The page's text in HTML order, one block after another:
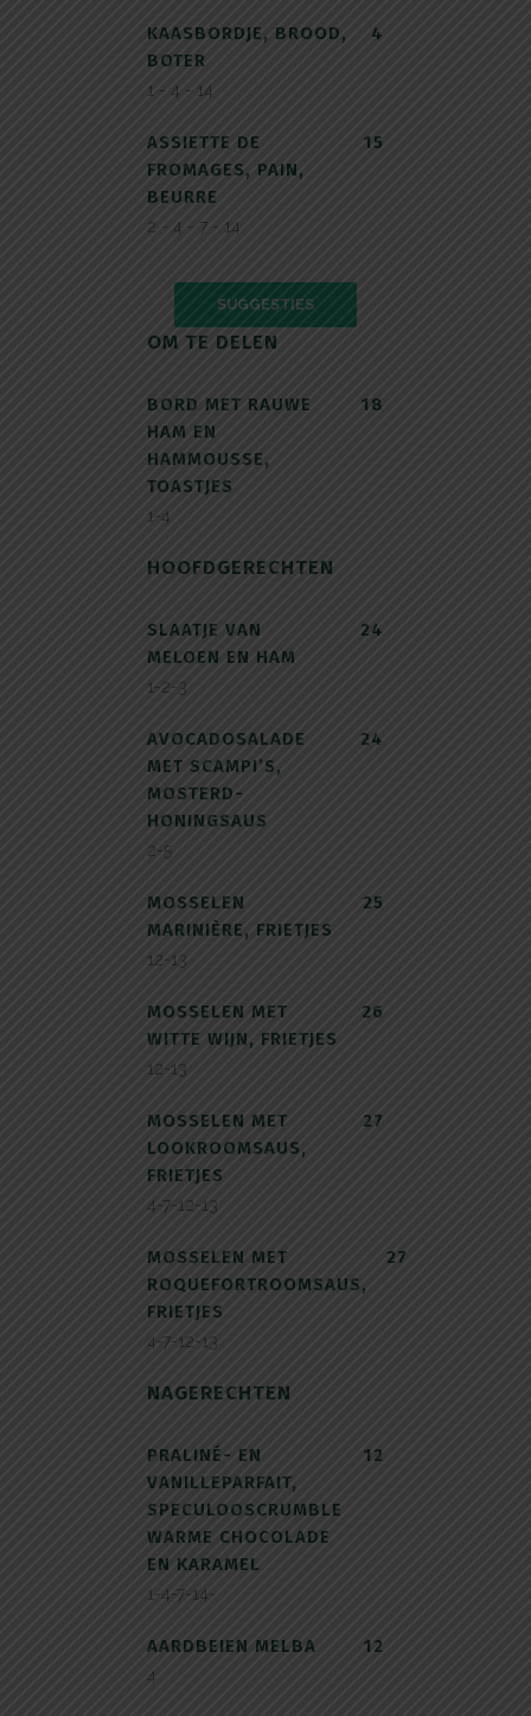
KAASBORDJE, BROOD,
BOTER
4
1 - 4 - 14
ASSIETTE DE
FROMAGES, PAIN,
BEURRE
15
2 - 4 - 7 - 14
SUGGESTIES
OM TE DELEN
BORD MET RAUWE
HAM EN
HAMMOUSSE,
TOASTJES
18
1-4
HOOFDGERECHTEN
SLAATJE VAN
MELOEN EN HAM
24
1-2-3
AVOCADOSALADE
MET SCAMPI’S,
MOSTERD-
HONINGSAUS
24
2-5
MOSSELEN
MARINIÈRE, FRIETJES
25
12-13
MOSSELEN MET
WITTE WIJN, FRIETJES
26
12-13
MOSSELEN MET
LOOKROOMSAUS,
FRIETJES
27
4-7-12-13
MOSSELEN MET
ROQUEFORTROOMSAUS,
FRIETJES
27
4-7-12-13
NAGERECHTEN
PRALINÉ- EN
VANILLEPARFAIT,
SPECULOOSCRUMBLE
WARME CHOCOLADE
EN KARAMEL
12
1-4-7-14-
AARDBEIEN MELBA 12
4